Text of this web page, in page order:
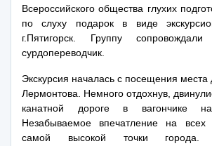
Всероссийского общества глухих
по слуху подарок в виде
г.Пятигорск. Группу
сурдопереводчик.
Экскурсия началась с посещения
Лермонтова. Немного отдохнув,
канатной дороге в вагончике
Незабываемое впечатление на
самой высокой точки города.